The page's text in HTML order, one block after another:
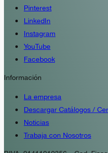
Pinterest
LinkedIn
Instagram
YouTube
Facebook
Información
La empresa
Descargar Catálogos /
Noticias
Trabaja con Nosotros